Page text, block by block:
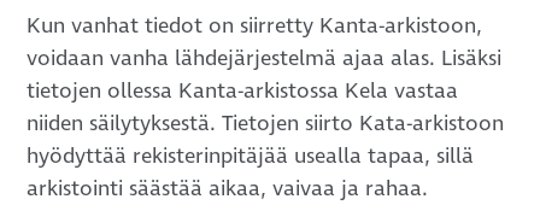
Kun vanhat tiedot on siirretty Kanta-arkistoon,
voidaan vanha lähdejärjestelmä ajaa alas. Lisäksi
tietojen ollessa Kanta-arkistossa Kela vastaa
niiden säilytyksestä. Tietojen siirto Kata-arkistoon
hyödyttää rekisterinpitäjää usealla tapaa, sillä
arkistointi säästää aikaa, vaivaa ja rahaa.